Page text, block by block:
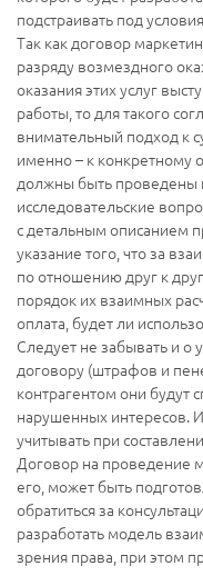
подстраивать под
Так как договор
разряду возмездного
оказания этих услуг
работы, то для такого
внимательный подход к
именно – к конкретному
должны быть проведены
исследовательские
с детальным описанием
указание того, что за
по отношению друг к
порядок их взаимных
оплата, будет ли
Следует не забывать и о
договору (штрафов и
контрагентом они будут
нарушенных интересов.
учитывать при
Договор на проведение
его, может быть
обратиться за
разработать модель
зрения права, при этом